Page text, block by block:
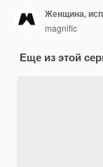
Женщина,
magnific
Еще из этой